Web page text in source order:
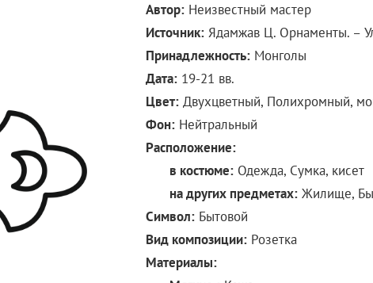
Автор: Неизвестный мастер
Источник: Ядамжав Ц. Орнаменты. –
Принадлежность: Монголы
Дата: 19-21 вв.
Цвет: Двухцветный, Полихромный,
Фон: Нейтральный
Расположение:
в костюме: Одежда, Сумка, кисет
на других предметах: Жилище,
Символ: Бытовой
Вид композиции: Розетка
Материалы: